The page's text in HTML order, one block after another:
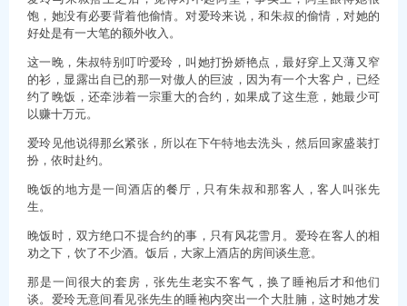
饱，她没有必要背着他偷情。对爱玲来说，和朱叔的偷情，对她的
好处是有一大笔的额外收入。
这一晚，朱叔特别叮咛爱玲，叫她打扮娇艳点，最好穿上又薄又窄
的衫，显露出自已的那一对傲人的巨波，因为有一个大客户，已经
约了晚饭，还牵涉着一宗重大的合约，如果成了这生意，她最少可
以赚十万元。
爱玲见他说得那幺紧张，所以在下午特地去洗头，然后回家盛装打
扮，依时赴约。
晚饭的地方是一间酒店的餐厅，只有朱叔和那客人，客人叫张先
生。
晚饭时，双方绝口不提合约的事，只有风花雪月。爱玲在客人的相
劝之下，饮了不少酒。饭后，大家上酒店的房间谈生意。
那是一间很大的套房，张先生老实不客气，换了睡袍后才和他们
谈。爱玲无意间看见张先生的睡袍内突出一个大肚腩，这时她才发